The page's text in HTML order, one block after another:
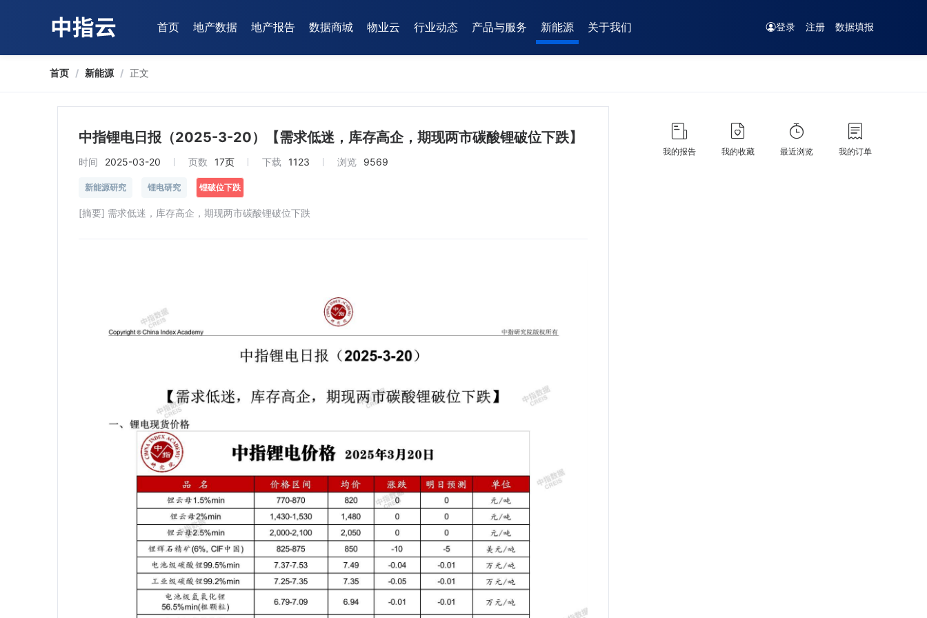
首页 地产数据 地产报告 数据商城 物业云 行业动态 产品与服务 新能源 关于我们 登录 注册 数据填报
首页 / 新能源 / 正文
中指锂电日报（2025-3-20）【需求低迷，库存高企，期现两市碳酸锂破位下跌】
时间 2025-03-20 页数 17页 下载 1123 浏览 9569
新能源研究 锂电研究 锂破位下跌
[摘要] 需求低迷，库存高企，期现两市碳酸锂破位下跌
我的报告 我的收藏 最近浏览 我的订单